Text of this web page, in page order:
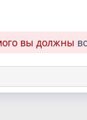
вы должны